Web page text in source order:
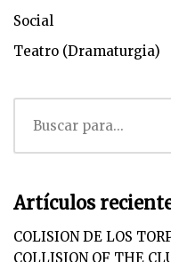
Social
Teatro (Dramaturgia)
Artículos
COLISION DE LOS
COLLISION OF THE